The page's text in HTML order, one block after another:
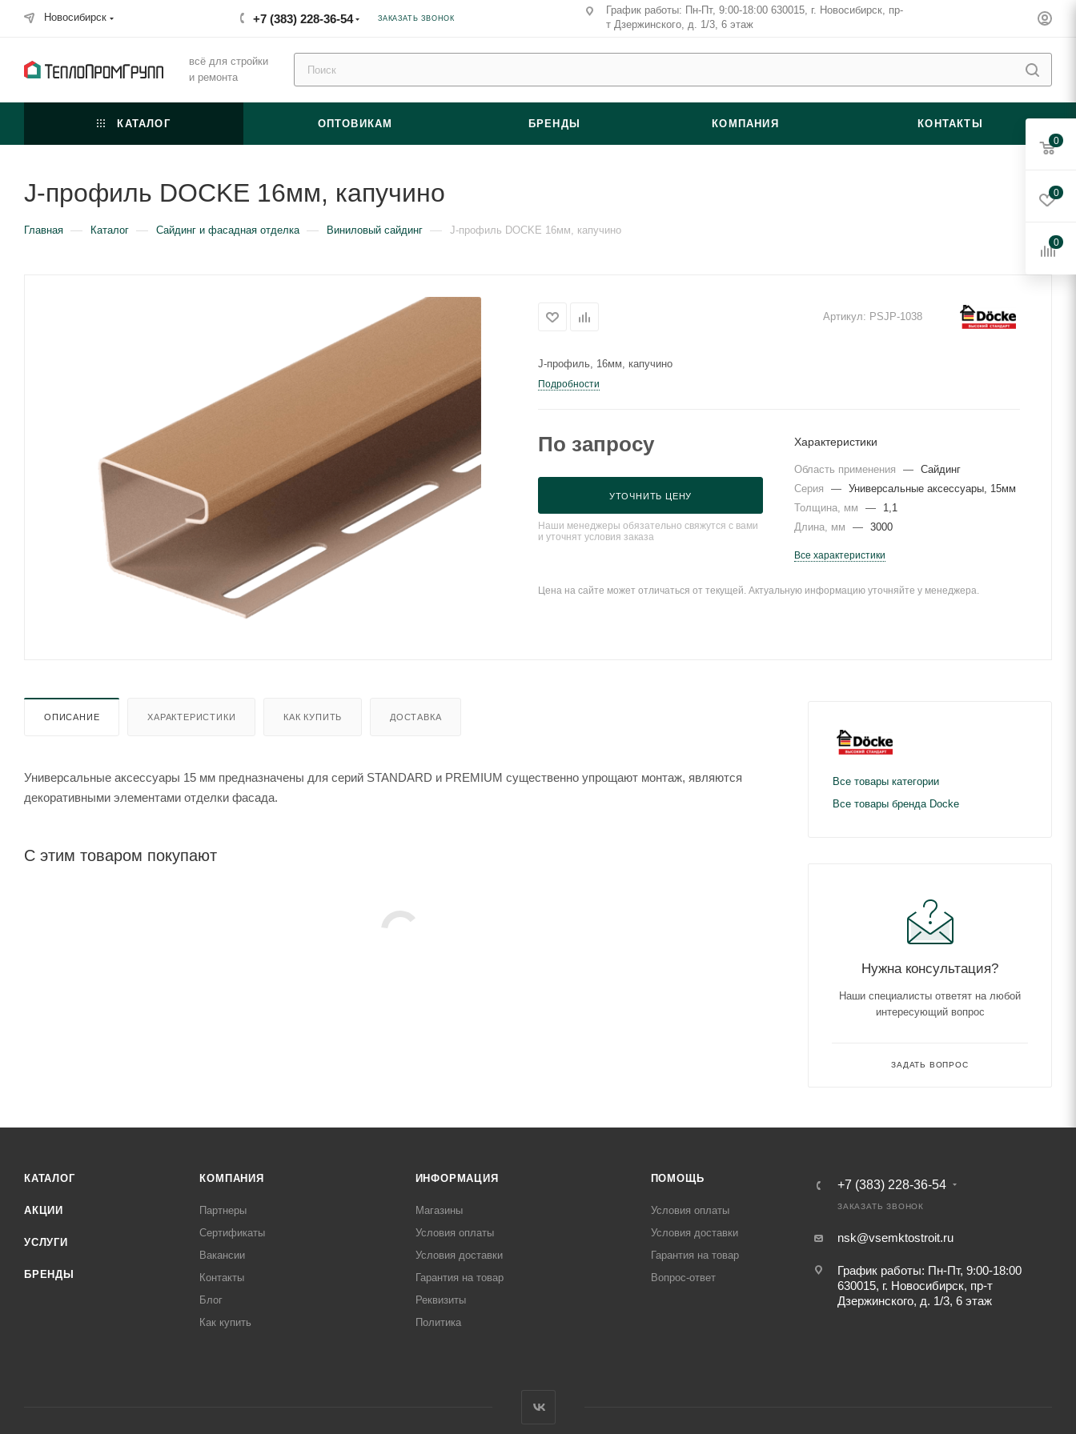
Новосибирск +7 (383) 228-36-54 ЗАКАЗАТЬ ЗВОНОК
График работы: Пн-Пт, 9:00-18:00 630015, г. Новосибирск, пр-
т Дзержинского, д. 1/3, 6 этаж
всё для стройки
и ремонта
КАТАЛОГ ОПТОВИКАМ БРЕНДЫ КОМПАНИЯ КОНТАКТЫ
J-профиль DOCKE 16мм, капучино
Главная — Каталог — Сайдинг и фасадная отделка — Виниловый сайдинг — J-профиль DOCKE 16мм, капучино
Артикул: PSJP-1038
J-профиль, 16мм, капучино
Подробности
По запросу
УТОЧНИТЬ ЦЕНУ
Наши менеджеры обязательно свяжутся с вами
и уточнят условия заказа
Характеристики
Область применения — Сайдинг
Серия
— Универсальные аксессуары, 15мм
Толщина, мм
—
1,1
Длина, мм
— 3000
Все характеристики
Цена на сайте может отличаться от текущей. Актуальную информацию уточняйте у менеджера.
ОПИСАНИЕ ХАРАКТЕРИСТИКИ КАК КУПИТЬ ДОСТАВКА
Универсальные аксессуары 15 мм предназначены для серий STANDARD и PREMIUM существенно упрощают монтаж, являются
декоративными элементами отделки фасада.
С этим товаром покупают
Все товары категории
Все товары бренда Docke
Нужна консультация?
Наши специалисты ответят на любой
интересующий вопрос
ЗАДАТЬ ВОПРОС
КАТАЛОГ
АКЦИИ
УСЛУГИ
БРЕНДЫ
КОМПАНИЯ
Партнеры
Сертификаты
Вакансии
Контакты
Блог
Как купить
ИНФОРМАЦИЯ
Магазины
Условия оплаты
Условия доставки
Гарантия на товар
Реквизиты
Политика
ПОМОЩЬ
Условия оплаты
Условия доставки
Гарантия на товар
Вопрос-ответ
+7 (383) 228-36-54
ЗАКАЗАТЬ ЗВОНОК
nsk@vsemktostroit.ru
График работы: Пн-Пт, 9:00-18:00
630015, г. Новосибирск, пр-т
Дзержинского, д. 1/3, 6 этаж
0
0
0